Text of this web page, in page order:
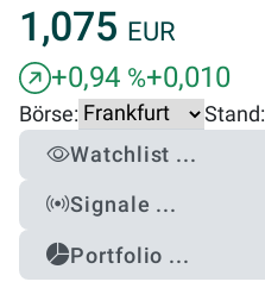
1,075 EUR
+0,94 %+0,010
Börse: Stand:
Watchlist ...
Signale ...
Portfolio ...